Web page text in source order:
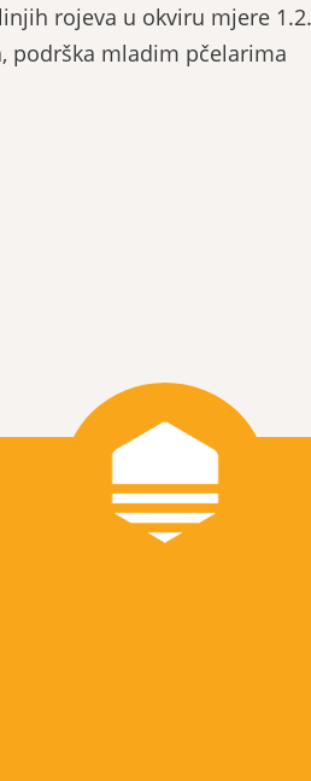
rojeva u okviru mjere 1.2.
podrška mladim pčelarima